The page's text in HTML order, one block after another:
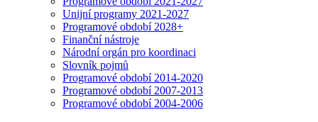
Unijní programy 2021-2027
Programové období 2028+
Finanční nástroje
Národní orgán pro koordinaci
Slovník pojmů
Programové období 2014-2020
Programové období 2007-2013
Programové období 2004-2006